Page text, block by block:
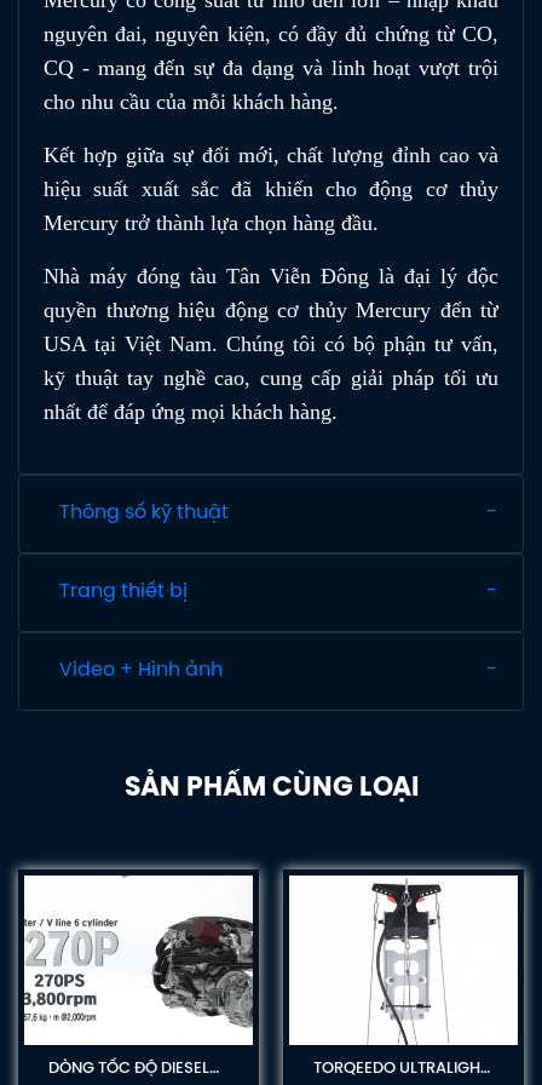
nguyên đai, nguyên kiện, có đầy đủ chứng từ CO,
CQ - mang đến sự đa dạng và linh hoạt vượt trội
cho nhu cầu của mỗi khách hàng.
Kết hợp giữa sự đổi mới, chất lượng đỉnh cao và
hiệu suất xuất sắc đã khiến cho động cơ thủy
Mercury trở thành lựa chọn hàng đầu.
Nhà máy đóng tàu Tân Viễn Đông là đại lý độc
quyền thương hiệu động cơ thủy Mercury đến từ
USA tại Việt Nam. Chúng tôi có bộ phận tư vấn,
kỹ thuật tay nghề cao, cung cấp giải pháp tối ưu
nhất để đáp ứng mọi khách hàng.
Thông số kỹ thuật
Trang thiết bị
Video + Hình ảnh
SẢN PHẨM CÙNG LOẠI
DÒNG TỐC ĐỘ DIESEL
TORQEEDO ULTRALIGHT